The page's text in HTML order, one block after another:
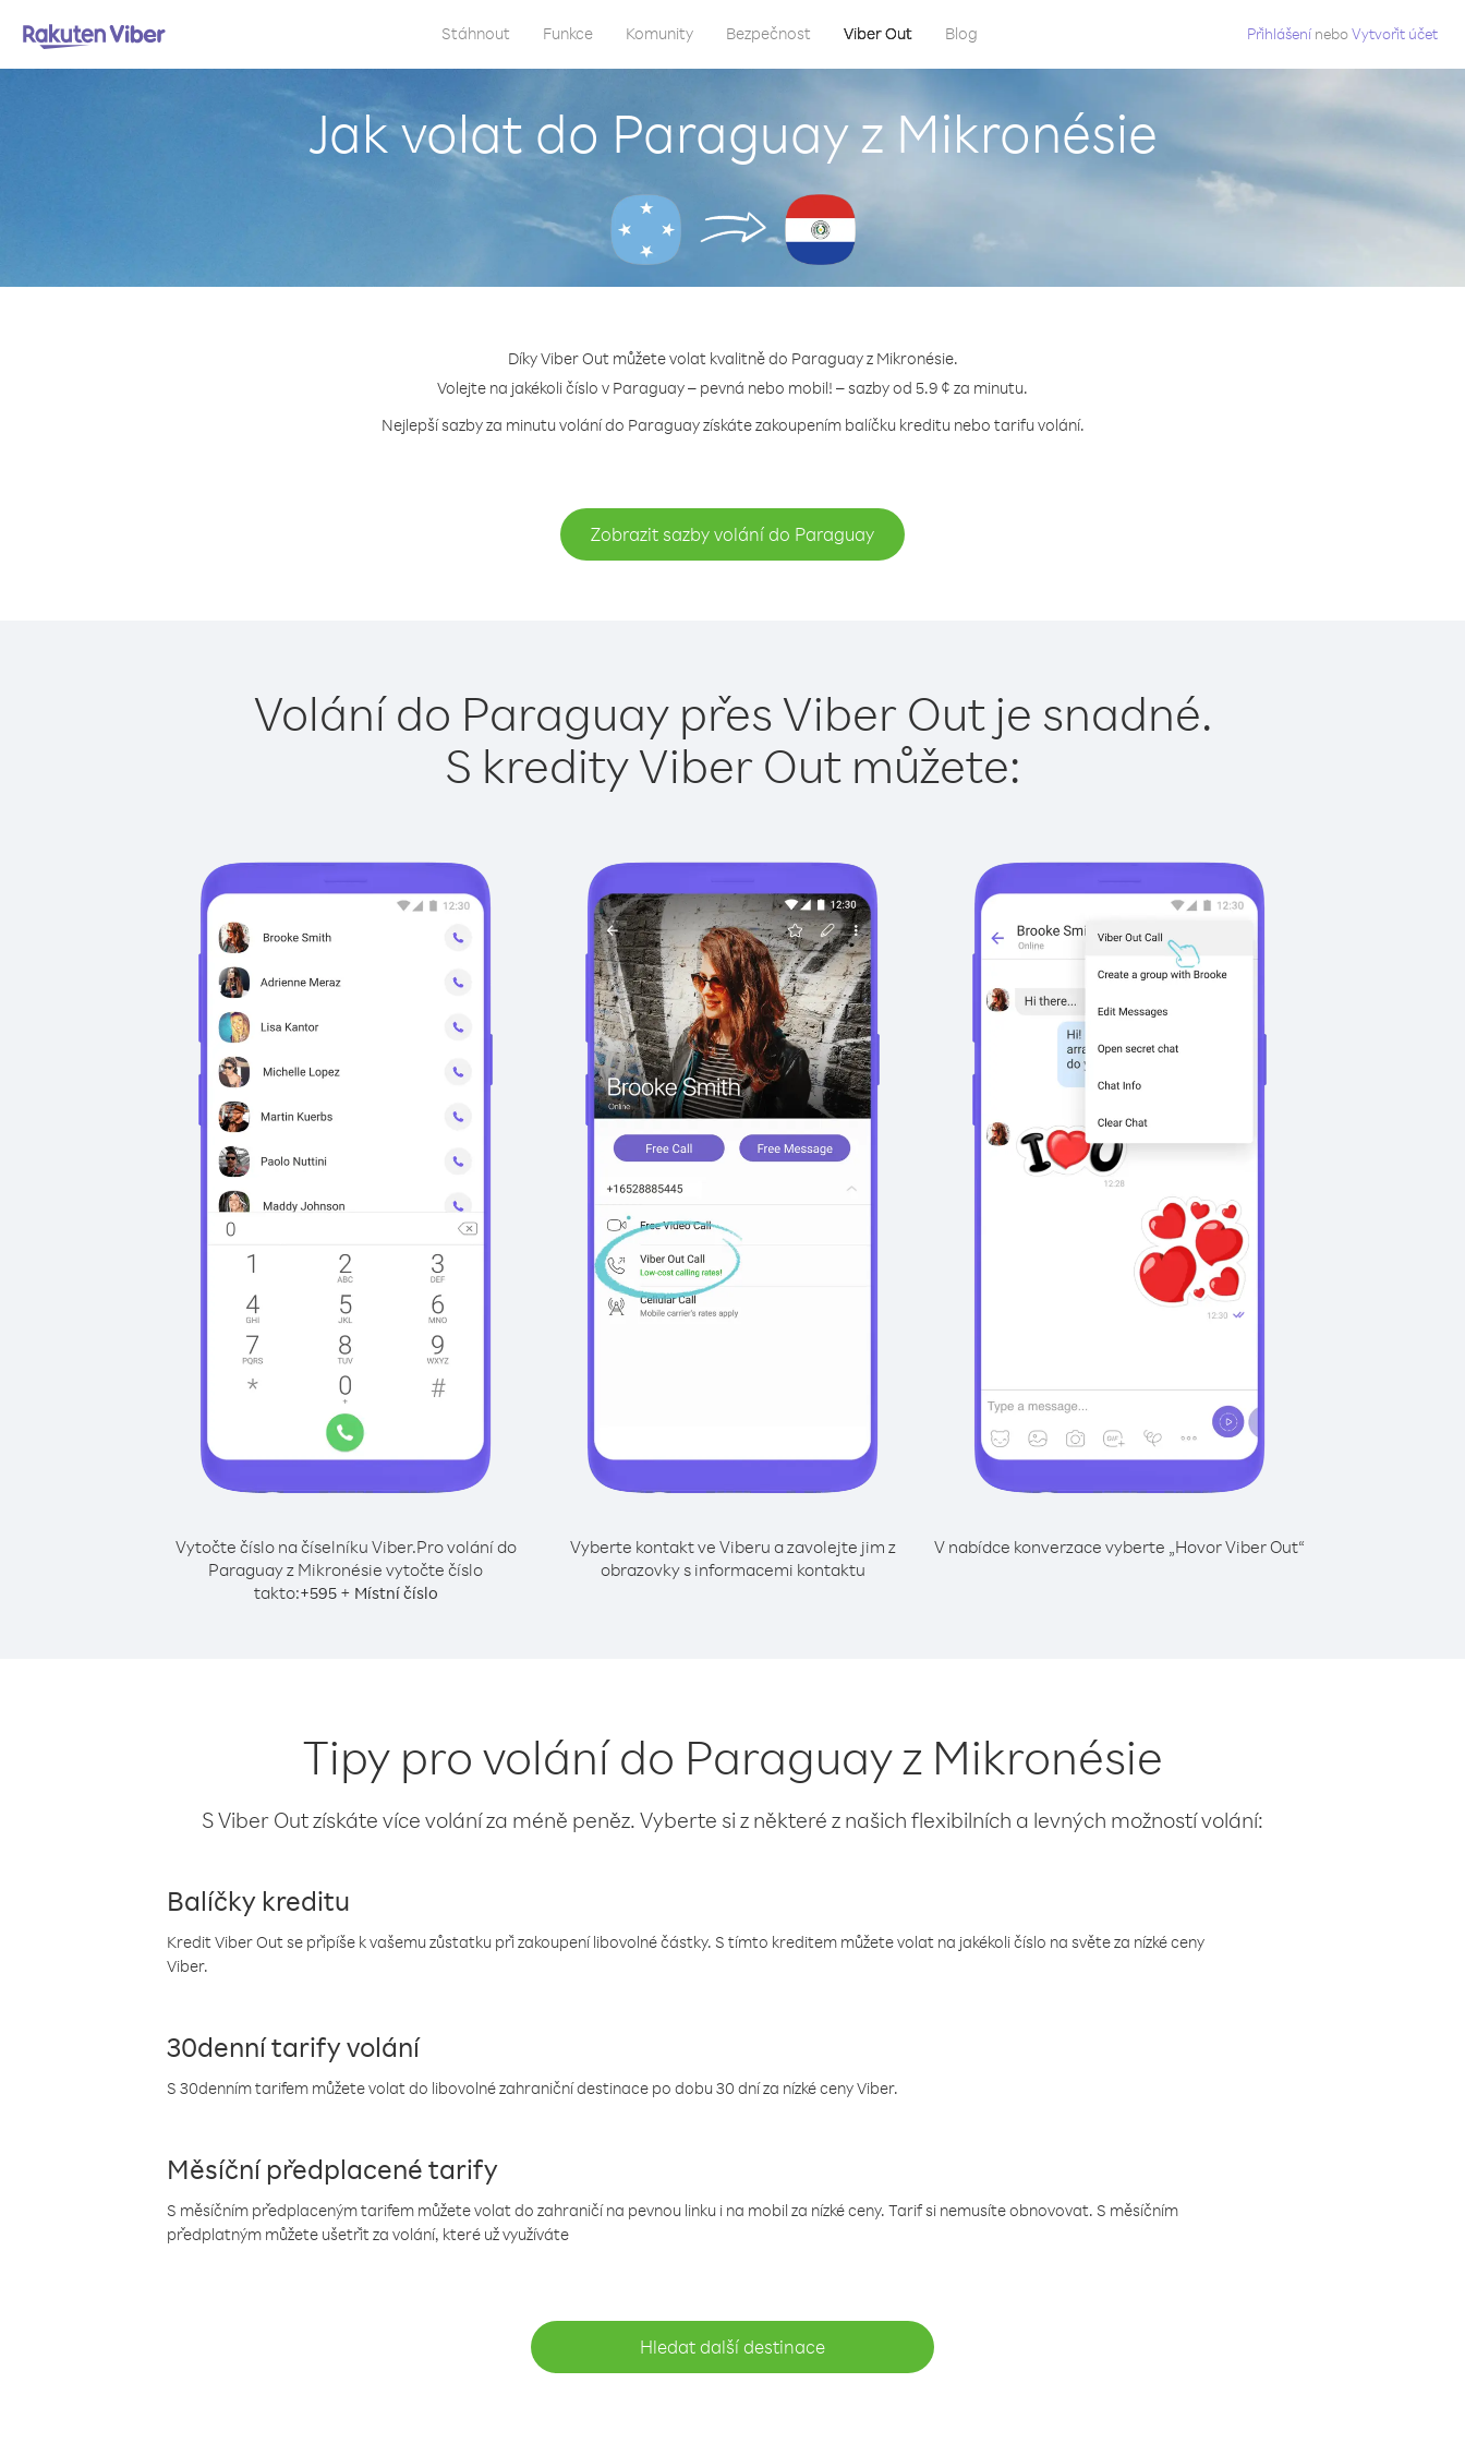
Stáhnout Funkce Komunity Bezpečnost Viber Out Blog Přihlášení neboVytvořit účet
Jak volat do Paraguay z Mikronésie
Díky Viber Out můžete volat kvalitně do Paraguay z Mikronésie.
Volejte na jakékoli číslo v Paraguay – pevná nebo mobil! – sazby od 5.9 ¢ za minutu.
Nejlepší sazby za minutu volání do Paraguay získáte zakoupením balíčku kreditu nebo tarifu volání.
Zobrazit sazby volání do Paraguay
Volání do Paraguay přes Viber Out je snadné.
S kredity Viber Out můžete:
Vytočte číslo na číselníku Viber.Pro volání do
Paraguay z Mikronésie vytočte číslo
takto:+595+ Místní číslo
Vyberte kontakt ve Viberu a zavolejte jim z
obrazovky s informacemi kontaktu
V nabídce konverzace vyberte „Hovor Viber Out“
Tipy pro volání do Paraguay z Mikronésie
S Viber Out získáte více volání za méně peněz. Vyberte si z některé z našich flexibilních a levných možností volání:
Balíčky kreditu
Kredit Viber Out se připíše k vašemu zůstatku při zakoupení libovolné částky. S tímto kreditem můžete volat na jakékoli číslo na světe za nízké ceny
Viber.
30denní tarify volání
S 30denním tarifem můžete volat do libovolné zahraniční destinace po dobu 30 dní za nízké ceny Viber.
Měsíční předplacené tarify
S měsíčním předplaceným tarifem můžete volat do zahraničí na pevnou linku i na mobil za nízké ceny. Tarif si nemusíte obnovovat. S měsíčním
předplatným můžete ušetřit za volání, které už využíváte
Hledat další destinace